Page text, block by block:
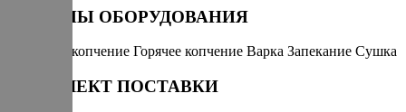
РЕЖИМЫ ОБОРУДОВАНИЯ
Холодное копчение Горячее копчение Варка Запекание Сушка
КОМПЛЕКТ ПОСТАВКИ